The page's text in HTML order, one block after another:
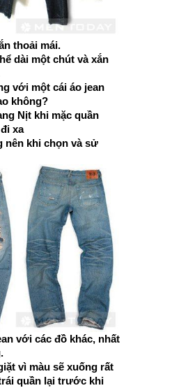
thoải mái.
dài một chút và xắn
với một cái áo jean
không?
Nịt khi mặc quần
xa
nên khi chọn và sử
với các đồ khác, nhất
vì màu sẽ xuống rất
quần lại trước khi